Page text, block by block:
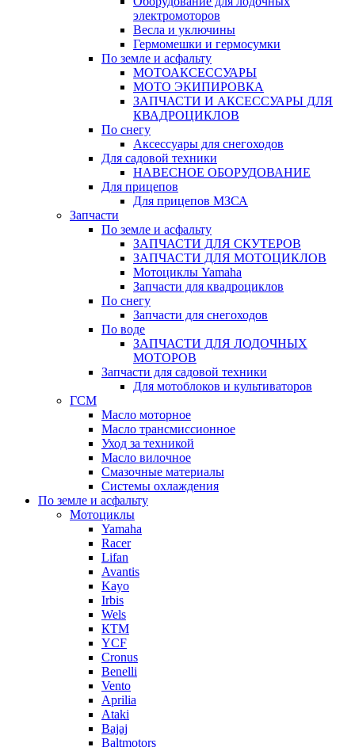
электромоторов
Весла и уключины
Гермомешки и гермосумки
По земле и асфальту
МОТОАКСЕССУАРЫ
МОТО ЭКИПИРОВКА
ЗАПЧАСТИ И АКСЕССУАРЫ ДЛЯ
КВАДРОЦИКЛОВ
По снегу
Аксессуары для снегоходов
Для садовой техники
НАВЕСНОЕ ОБОРУДОВАНИЕ
Для прицепов
Для прицепов МЗСА
Запчасти
По земле и асфальту
ЗАПЧАСТИ ДЛЯ СКУТЕРОВ
ЗАПЧАСТИ ДЛЯ МОТОЦИКЛОВ
Мотоциклы Yamaha
Запчасти для квадроциклов
По снегу
Запчасти для снегоходов
По воде
ЗАПЧАСТИ ДЛЯ ЛОДОЧНЫХ
МОТОРОВ
Запчасти для садовой техники
Для мотоблоков и культиваторов
ГСМ
Масло моторное
Масло трансмиссионное
Уход за техникой
Масло вилочное
Смазочные материалы
Системы охлаждения
По земле и асфальту
Мотоциклы
Yamaha
Racer
Lifan
Avantis
Kayo
Irbis
Wels
КТМ
YCF
Cronus
Benelli
Vento
Aprilia
Ataki
Bajaj
Baltmotors